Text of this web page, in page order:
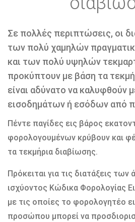
Σε πολλές περιπτώσεις, οι
των πολύ χαμηλών
και των πολύ υψηλών
προκύπτουν με βάση τα
είναι αδύνατο να καλυφθούν
εισοδημάτων ή εσόδων από
Πέντε παγίδες εις βάρος
φορολογουμένων κρύβουν και
τα τεκμήρια διαβίωσης.
Πρόκειται για τις διατάξεις
ισχύοντος Κώδικα Φορολογίας
με τις οποίες το φορολογητέο
προσώπου μπορεί να